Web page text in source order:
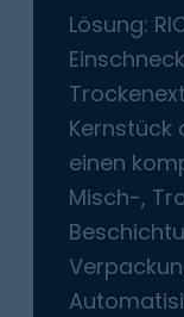
Lösung:
Kernstück
einen
Misch-,